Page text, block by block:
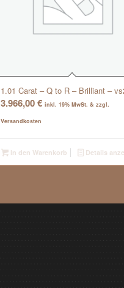
1.01 Carat – Q to R – Brilliant –
3.966,00€ inkl. 19% MwSt. & zzgl.
Versandkosten
In den Warenkorb Details